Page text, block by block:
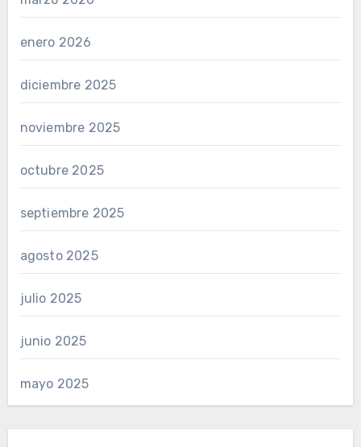
enero 2026
diciembre 2025
noviembre 2025
octubre 2025
septiembre 2025
agosto 2025
julio 2025
junio 2025
mayo 2025